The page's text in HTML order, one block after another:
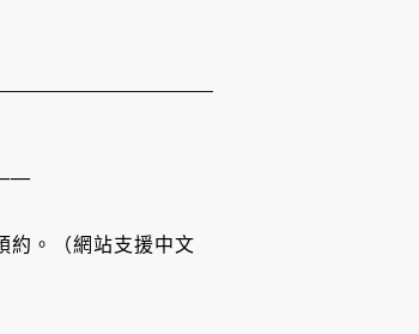
——
約。（網站支援中文